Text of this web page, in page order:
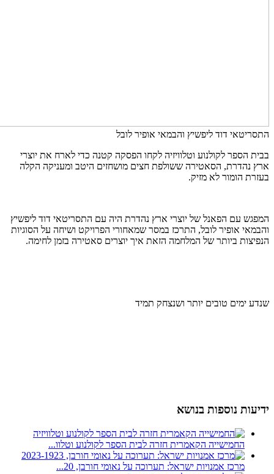
התסריטאי דוד ליפשיץ והבמאי אופיר לובל
בבית הספר לקולנוע וטלוויזיה לקחו הפסקה קטנה כדי לארח את יוצרי
ארץ נהדרת, הסאטירה ששולפת חצים מושחזים היטב ומעניקה הקלה
בעזרת הומור לא מזיק.
המפגש עם הפאנל של יוצרי ארץ נהדרת היה עם התסריטאי דוד ליפשיץ
והבמאי אופיר לובל, התרכז במסר שמאחורי הפרויקט ושיחה על הסוגיות
הנפיצות ביותר של המלחמה הזאת איך יוצרים סאטירה בזמן לחימה.
שנדע ימים טובים יותר ושנצחק תמיד
ידיעות נוספות בנושא
החמישייה הקאמרית חזרה לבית הספר לקולנוע וטלוו...
מרכז אמנויות ישראל: תערוכה על נאומי חורבן, 20...